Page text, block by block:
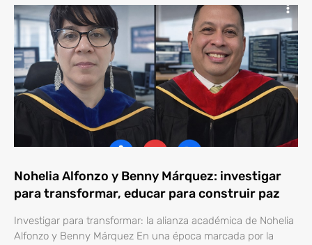
Nohelia Alfonzo y Benny Márquez: investigar
para transformar, educar para construir paz
Investigar para transformar: la alianza académica de Nohelia
Alfonzo y Benny Márquez En una época marcada por la